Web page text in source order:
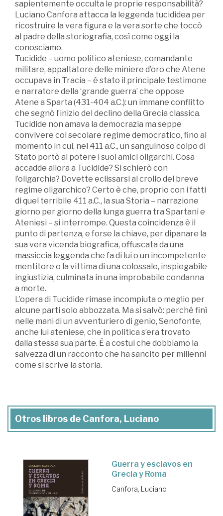
sapientemente occulta le proprie responsabilità?
Luciano Canfora attacca la leggenda tucididea per
ricostruire la vera figura e la vera sorte che toccò
al padre della storiografia, così come oggi la
conosciamo.
Tucidide – uomo politico ateniese, comandante
militare, appaltatore delle miniere d’oro che Atene
occupava in Tracia – è stato il principale testimone
e narratore della ‘grande guerra’ che oppose
Atene a Sparta (431-404 a.C.): un immane conflitto
che segnò l’inizio del declino della Grecia classica.
Tucidide non amava la democrazia ma seppe
convivere col secolare regime democratico, fino al
momento in cui, nel 411 a.C., un sanguinoso colpo di
Stato portò al potere i suoi amici oligarchi. Cosa
accadde allora a Tucidide? Si schierò con
l’oligarchia? Dovette eclissarsi al crollo del breve
regime oligarchico? Certo è che, proprio con i fatti
di quel terribile 411 a.C., la sua Storia – narrazione
giorno per giorno della lunga guerra tra Spartani e
Ateniesi – si interrompe. Questa coincidenza è il
punto di partenza, e forse la chiave, per dipanare la
sua vera vicenda biografica, offuscata da una
massiccia leggenda che fa di lui o un incompetente
mentitore o la vittima di una colossale, inspiegabile
ingiustizia, culminata in una improbabile condanna
a morte.
L’opera di Tucidide rimase incompiuta o meglio per
alcune parti solo abbozzata. Ma si salvò: perché finì
nelle mani di un avventuriero di genio, Senofonte,
anche lui ateniese, che in politica s’era trovato
dalla stessa sua parte. È a costui che dobbiamo la
salvezza di un racconto che ha sancito per millenni
come si scrive la storia.
Otros libros de Canfora, Luciano
Guerra y esclavos en
Grecia y Roma
Canfora, Luciano